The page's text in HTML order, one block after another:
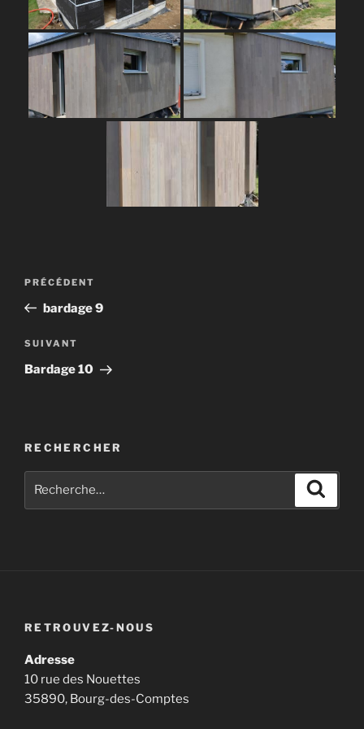
Navigation
l’article
Article
précédent
PRÉCÉDENT
bardage 9
Article
suivant
SUIVANT
Bardage 10
RECHERCHER
RETROUVEZ-NOUS
Adresse
10 rue des Nouettes
35890, Bourg-des-Comptes